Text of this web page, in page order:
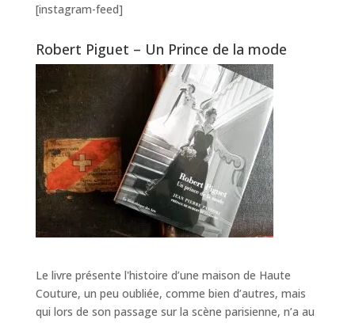
[instagram-feed]
Robert Piguet – Un Prince de la mode
Le livre présente l'histoire d’une maison de Haute
Couture, un peu oubliée, comme bien d’autres, mais
qui lors de son passage sur la scène parisienne, n’a au